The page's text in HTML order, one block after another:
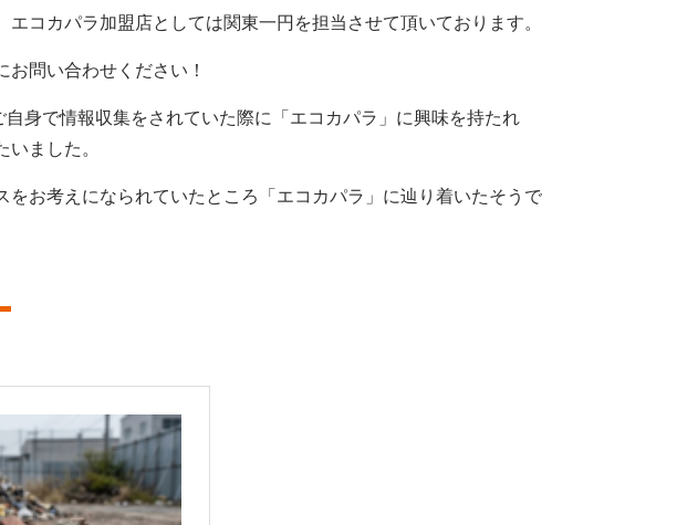
コカパラ加盟店としては関東一円を担当させて頂いております。
問い合わせください！
身で情報収集をされていた際に「エコカパラ」に興味を持たれ
ました。
お考えになられていたところ「エコカパラ」に辿り着いたそうで